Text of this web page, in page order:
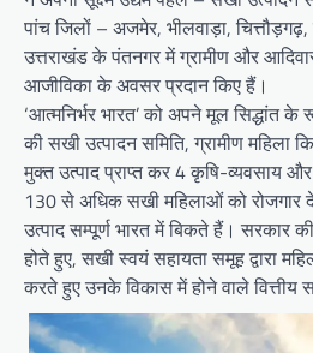
पांच जिलों – अजमेर, भीलवाड़ा,
उत्तराखंड के पंतनगर में ग्रामीण और
आजीविका के अवसर प्रदान किए हैं।
‘आत्मनिर्भर भारत’ को अपने मूल सिद्धांत
की सखी उत्पादन समिति, ग्रामीण महिला
मुक्त उत्पाद प्राप्त कर 4 कृषि-व्यवसाय
130 से अधिक सखी महिलाओं को
उत्पाद सम्पूर्ण भारत में बिकते हैं। सरकार
होते हुए, सखी स्वयं सहायता समूह द्वारा
करते हुए उनके विकास में होने वाले वित्तीय